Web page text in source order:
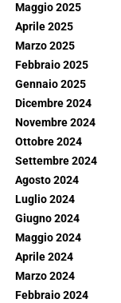
Maggio 2025
Aprile 2025
Marzo 2025
Febbraio 2025
Gennaio 2025
Dicembre 2024
Novembre 2024
Ottobre 2024
Settembre 2024
Agosto 2024
Luglio 2024
Giugno 2024
Maggio 2024
Aprile 2024
Marzo 2024
Febbraio 2024